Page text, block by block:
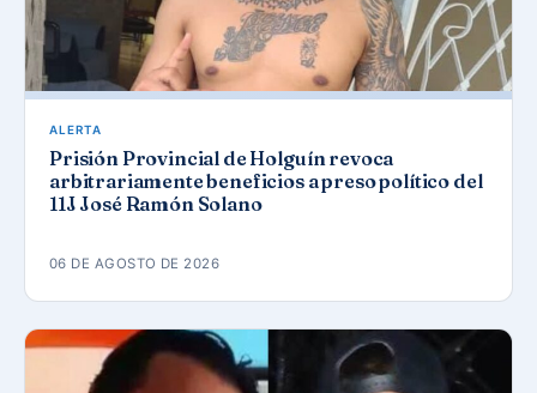
ALERTA
Prisión Provincial de Holguín revoca
arbitrariamente beneficios a preso político del
11J José Ramón Solano
06 DE AGOSTO DE 2026